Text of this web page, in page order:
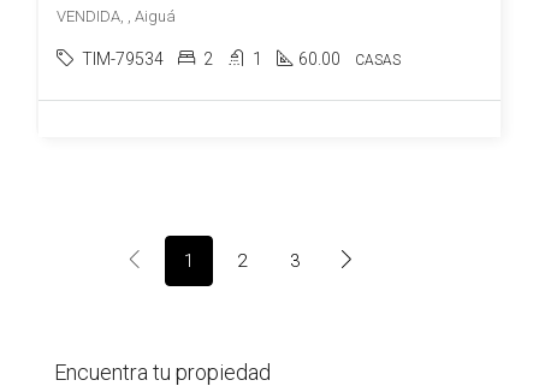
VENDIDA, , Aiguá
TIM-79534 2 1 60.00 CASAS
1 2 3
Encuentra tu propiedad